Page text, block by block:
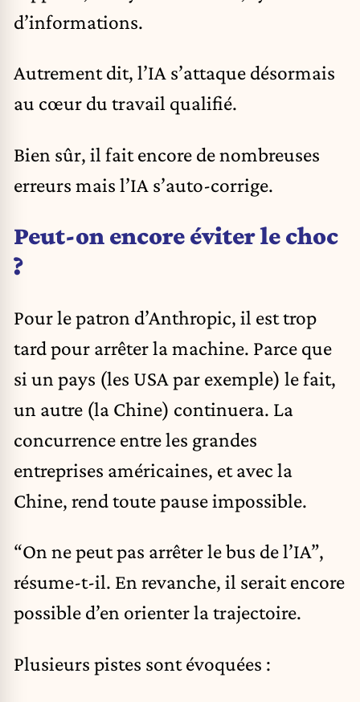
d’informations.
Autrement dit, l’IA s’attaque désormais
au cœur du travail qualifié.
Bien sûr, il fait encore de nombreuses
erreurs mais l’IA s’auto-corrige.
Peut-on encore éviter le choc
?
Pour le patron d’Anthropic, il est trop
tard pour arrêter la machine. Parce que
si un pays (les USA par exemple) le fait,
un autre (la Chine) continuera. La
concurrence entre les grandes
entreprises américaines, et avec la
Chine, rend toute pause impossible.
“On ne peut pas arrêter le bus de l’IA”,
résume-t-il. En revanche, il serait encore
possible d’en orienter la trajectoire.
Plusieurs pistes sont évoquées :